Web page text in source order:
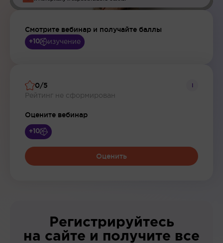
Смотрите вебинар и получайте баллы
+10 изучение
0/5
Рейтинг не сформирован
i
Оцените вебинар
+10
Оценить
Регистрируйтесь
на сайте и получите все